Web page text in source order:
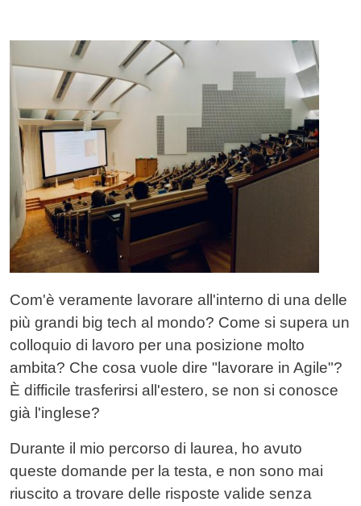
Immagine evento
Immagine
Testo evento
Com'è veramente lavorare all'interno di una delle
più grandi big tech al mondo? Come si supera un
colloquio di lavoro per una posizione molto
ambita? Che cosa vuole dire "lavorare in Agile"?
È difficile trasferirsi all'estero, se non si conosce
già l'inglese?
Durante il mio percorso di laurea, ho avuto
queste domande per la testa, e non sono mai
riuscito a trovare delle risposte valide senza